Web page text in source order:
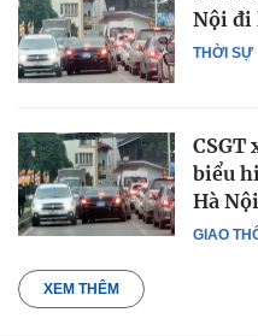
THỜI SỰ
Nội đi
GIAO
CSGT
biểu
Hà Nội
XEM THÊM